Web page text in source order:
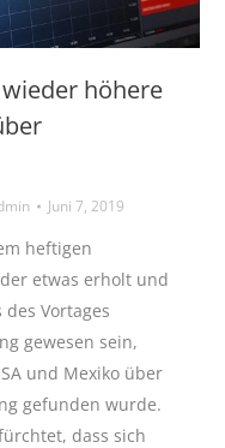
höhere
Juni 7, 2019
heftigen
etwas erholt und
Vortages
gewesen sein,
und Mexiko über
gefunden wurde.
dass sich